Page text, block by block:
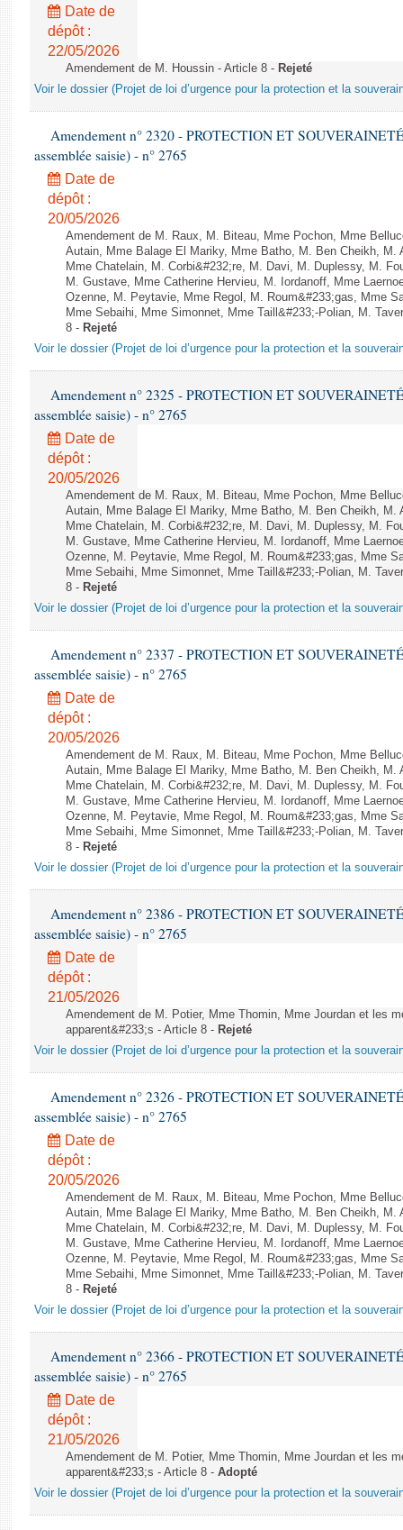
Dossiers législatifs
Budget et sécurité sociale
Questions écrites et orales
Date de
dépôt :
22/05/2026
Amendement de M. Houssin - Article 8 - Rejeté
Voir le dossier (Projet de loi d’urgence pour la protection et la
Amendement n° 2320 - PROTECTION ET
assemblée saisie) - n° 2765
Date de
dépôt :
20/05/2026
Amendement de M. Raux, M. Biteau, Mme Pochon, Mme
Autain, Mme Balage El Mariky, Mme Batho, M. Ben Cheikh, M.
Mme Chatelain, M. Corbi&#232;re, M. Davi, M. Duplessy, M.
M. Gustave, Mme Catherine Hervieu, M. Iordanoff, Mme
Ozenne, M. Peytavie, Mme Regol, M. Roum&#233;gas, Mme
Mme Sebaihi, Mme Simonnet, Mme Taill&#233;-Polian, M.
8 - Rejeté
Voir le dossier (Projet de loi d’urgence pour la protection et la
Amendement n° 2325 - PROTECTION ET
assemblée saisie) - n° 2765
Date de
dépôt :
20/05/2026
Amendement de M. Raux, M. Biteau, Mme Pochon, Mme
Autain, Mme Balage El Mariky, Mme Batho, M. Ben Cheikh, M.
Mme Chatelain, M. Corbi&#232;re, M. Davi, M. Duplessy, M.
M. Gustave, Mme Catherine Hervieu, M. Iordanoff, Mme
Ozenne, M. Peytavie, Mme Regol, M. Roum&#233;gas, Mme
Mme Sebaihi, Mme Simonnet, Mme Taill&#233;-Polian, M.
8 - Rejeté
Voir le dossier (Projet de loi d’urgence pour la protection et la
Amendement n° 2337 - PROTECTION ET
assemblée saisie) - n° 2765
Date de
dépôt :
20/05/2026
Amendement de M. Raux, M. Biteau, Mme Pochon, Mme
Autain, Mme Balage El Mariky, Mme Batho, M. Ben Cheikh, M.
Mme Chatelain, M. Corbi&#232;re, M. Davi, M. Duplessy, M.
M. Gustave, Mme Catherine Hervieu, M. Iordanoff, Mme
Ozenne, M. Peytavie, Mme Regol, M. Roum&#233;gas, Mme
Mme Sebaihi, Mme Simonnet, Mme Taill&#233;-Polian, M.
8 - Rejeté
Voir le dossier (Projet de loi d’urgence pour la protection et la
Amendement n° 2386 - PROTECTION ET
assemblée saisie) - n° 2765
Date de
dépôt :
21/05/2026
Amendement de M. Potier, Mme Thomin, Mme Jourdan et les
apparent&#233;s - Article 8 - Rejeté
Voir le dossier (Projet de loi d’urgence pour la protection et la
Amendement n° 2326 - PROTECTION ET
assemblée saisie) - n° 2765
Date de
dépôt :
20/05/2026
Amendement de M. Raux, M. Biteau, Mme Pochon, Mme
Autain, Mme Balage El Mariky, Mme Batho, M. Ben Cheikh, M.
Mme Chatelain, M. Corbi&#232;re, M. Davi, M. Duplessy, M.
M. Gustave, Mme Catherine Hervieu, M. Iordanoff, Mme
Ozenne, M. Peytavie, Mme Regol, M. Roum&#233;gas, Mme
Mme Sebaihi, Mme Simonnet, Mme Taill&#233;-Polian, M.
8 - Rejeté
Voir le dossier (Projet de loi d’urgence pour la protection et la
Amendement n° 2366 - PROTECTION ET
assemblée saisie) - n° 2765
Date de
dépôt :
21/05/2026
Amendement de M. Potier, Mme Thomin, Mme Jourdan et les
apparent&#233;s - Article 8 - Adopté
Voir le dossier (Projet de loi d’urgence pour la protection et la